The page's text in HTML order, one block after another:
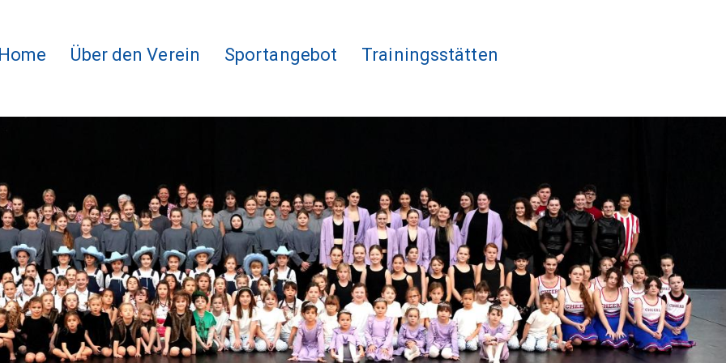
Home Über den Verein Sportangebot Trainingsstätten